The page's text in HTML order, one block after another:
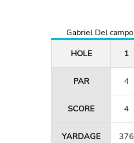
Gabriel Del campo
HOLE
1
PAR 4
SCORE 4
YARDAGE 376